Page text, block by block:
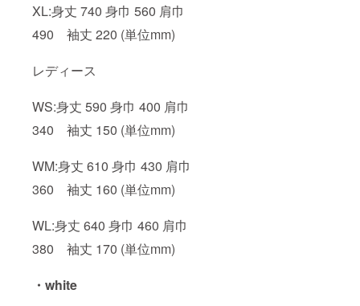
XL:身丈 740 身巾 560 肩巾
490 袖丈 220 (単位mm)
レディース
WS:身丈 590 身巾 400 肩巾
340 袖丈 150 (単位mm)
WM:身丈 610 身巾 430 肩巾
360 袖丈 160 (単位mm)
WL:身丈 640 身巾 460 肩巾
380 袖丈 170 (単位mm)
・white